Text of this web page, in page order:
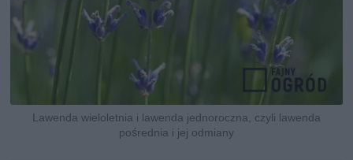
Lawenda wieloletnia i lawenda jednoroczna, czyli lawenda
pośrednia i jej odmiany